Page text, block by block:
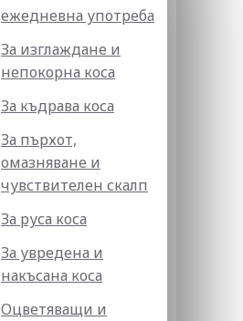
ежедневна употреба
За изглаждане и
непокорна коса
За къдрава коса
За пърхот,
омазняване и
чувствителен скалп
За руса коса
За увредена и
накъсана коса
Оцветяващи и